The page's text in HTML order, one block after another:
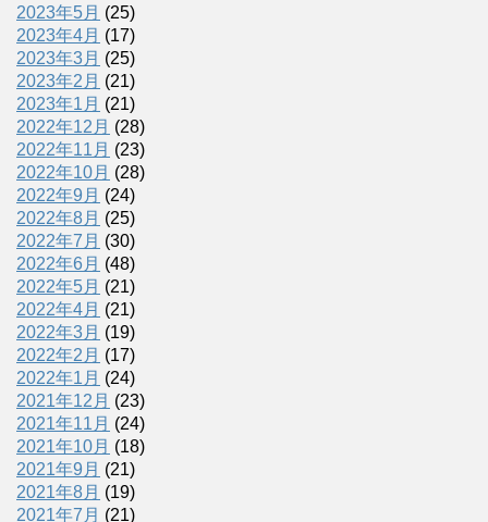
2023年5月 (25)
2023年4月 (17)
2023年3月 (25)
2023年2月 (21)
2023年1月 (21)
2022年12月 (28)
2022年11月 (23)
2022年10月 (28)
2022年9月 (24)
2022年8月 (25)
2022年7月 (30)
2022年6月 (48)
2022年5月 (21)
2022年4月 (21)
2022年3月 (19)
2022年2月 (17)
2022年1月 (24)
2021年12月 (23)
2021年11月 (24)
2021年10月 (18)
2021年9月 (21)
2021年8月 (19)
2021年7月 (21)